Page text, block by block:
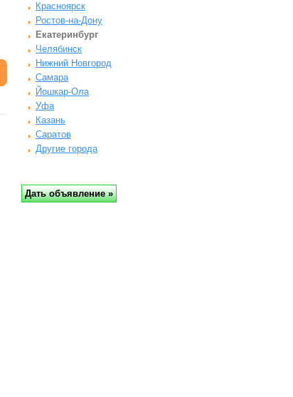
Красноярск
Ростов-на-Дону
Екатеринбург
Челябинск
Нижний Новгород
Самара
Йошкар-Ола
Уфа
Казань
Саратов
Другие города